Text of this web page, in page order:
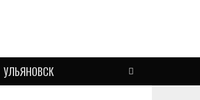
УЛЬЯНОВСК